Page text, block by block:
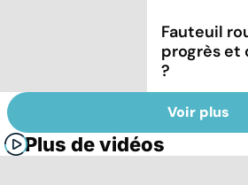
Fauteuil
progrès et
?
Voir plus
Plus de vidéos